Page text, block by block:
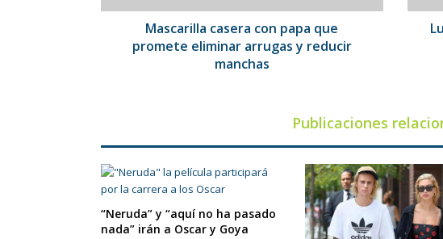
y
manchas
Mascarilla casera con papa que
promete eliminar arrugas y reducir
manchas
por
España
Publicaciones
“Neruda” y “aquí no ha pasado
nada” irán a Oscar y Goya